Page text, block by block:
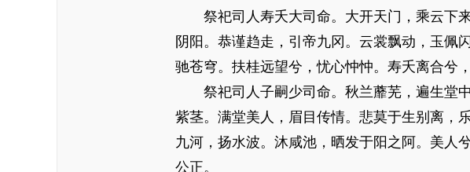
祭祀司人寿夭大司命。大开天门，乘云下来
阴阳。恭谨趋走，引帝九冈。云裳飘动，玉佩
驰苍穹。扶桂远望兮，忧心忡忡。寿夭离合兮
祭祀司人子嗣少司命。秋兰蘼芜，遍生堂中
紫茎。满堂美人，眉目传情。悲莫于生别离，
九河，扬水波。沐咸池，晒发于阳之阿。美人
公正。